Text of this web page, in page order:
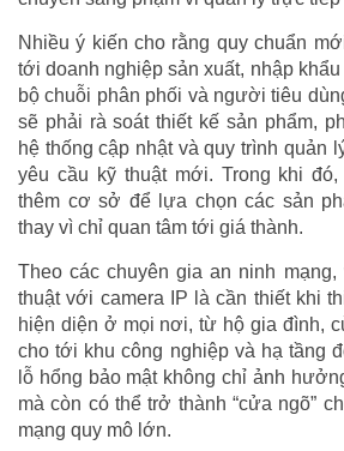
Nhiều ý kiến cho rằng quy chuẩn
tới doanh nghiệp sản xuất, nhập
bộ chuỗi phân phối và người tiêu
sẽ phải rà soát thiết kế sản phẩm,
hệ thống cập nhật và quy trình quản
yêu cầu kỹ thuật mới. Trong khi
thêm cơ sở để lựa chọn các sản
thay vì chỉ quan tâm tới giá thành.
Theo các chuyên gia an ninh
thuật với camera IP là cần thiết khi
hiện diện ở mọi nơi, từ hộ gia đình,
cho tới khu công nghiệp và hạ tầng
lỗ hổng bảo mật không chỉ ảnh
mà còn có thể trở thành “cửa ngõ”
mạng quy mô lớn.